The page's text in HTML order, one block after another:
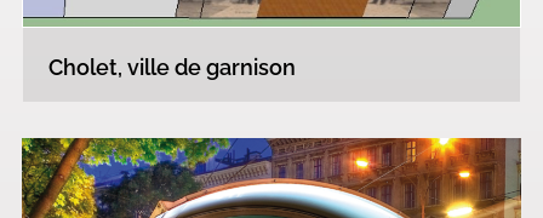
Cholet, ville de garnison